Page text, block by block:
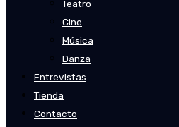
Teatro
Cine
Música
Danza
Entrevistas
Tienda
Contacto